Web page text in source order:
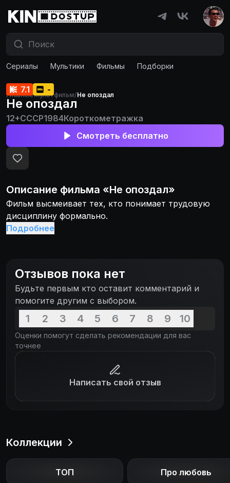
Сериалы Мультики Фильмы Подборки
Главная/Мультфильм/Не опоздал
7.1 -
Не опоздал
12+СССР1984Короткометражка
Смотреть бесплатно
Описание фильма «Не опоздал»
Фильм высмеивает тех, кто понимает трудовую
дисциплину формально.
Подробнее
Отзывов пока нет
Будьте первым кто оставит комментарий и
помогите другим с выбором.
1 2 3 4 5 6 7 8 9 10
Оценки помогут сделать рекомендации для вас
точнее
Написать свой отзыв
Коллекции
ТОП Про любовь